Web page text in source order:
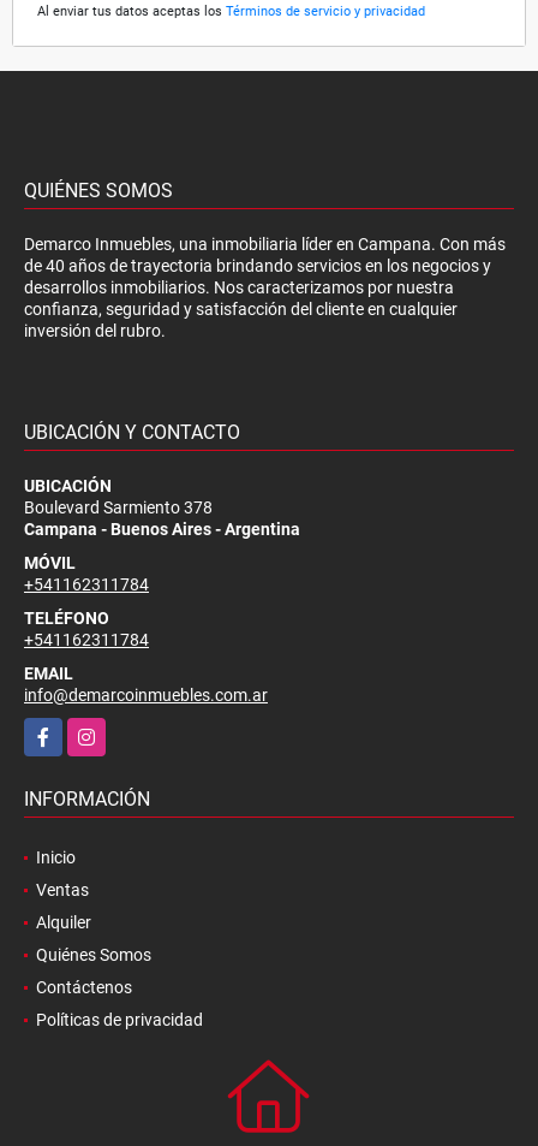
Al enviar tus datos aceptas los Términos de servicio y privacidad
QUIÉNES SOMOS
Demarco Inmuebles, una inmobiliaria líder en Campana. Con más
de 40 años de trayectoria brindando servicios en los negocios y
desarrollos inmobiliarios. Nos caracterizamos por nuestra
confianza, seguridad y satisfacción del cliente en cualquier
inversión del rubro.
UBICACIÓN Y CONTACTO
UBICACIÓN
Boulevard Sarmiento 378
Campana - Buenos Aires - Argentina
MÓVIL
+541162311784
TELÉFONO
+541162311784
EMAIL
info@demarcoinmuebles.com.ar
FacebookInstagram
INFORMACIÓN
Inicio
Ventas
Alquiler
Quiénes Somos
Contáctenos
Políticas de privacidad